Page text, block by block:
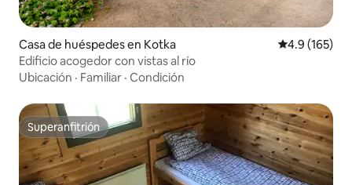
Casa de huéspedes en Kotka Calificación
4.9 (165)
Edificio acogedor con vistas al río
Ubicación · Familiar · Condición
Superanfitrión
Superanfitrión